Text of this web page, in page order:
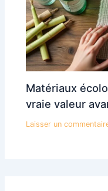
Matériaux
vraie valeur
Laisser un